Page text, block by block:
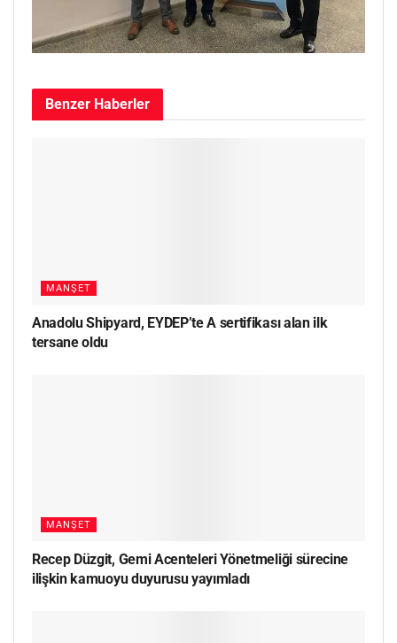
Benzer Haberler
MANŞET
Anadolu Shipyard, EYDEP’te A sertifikası alan ilk
tersane oldu
MANŞET
Recep Düzgit, Gemi Acenteleri Yönetmeliği sürecine
ilişkin kamuoyu duyurusu yayımladı